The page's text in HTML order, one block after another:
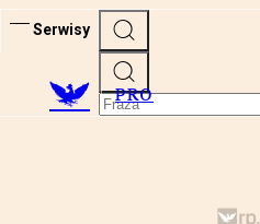
Serwisy
PRO